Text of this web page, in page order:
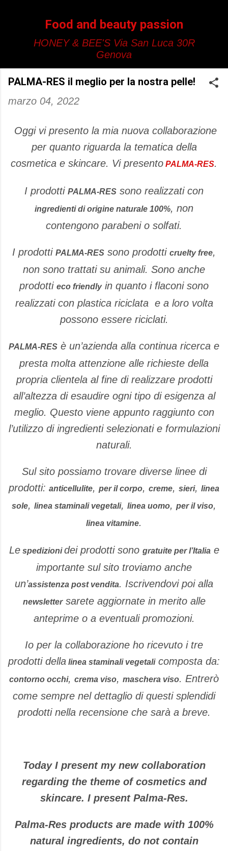
Food and beauty passion
HONEY & BEE'S Via San Luca 30R
Genova
PALMA-RES il meglio per la nostra pelle!
marzo 04, 2022
Oggi vi presento la mia nuova collaborazione
per quanto riguarda la tematica della
cosmetica e skincare. Vi presento PALMA-RES.
I prodotti PALMA-RES sono realizzati con
ingredienti di origine naturale 100%, non
contengono parabeni o solfati.
I prodotti PALMA-RES sono prodotti cruelty free,
non sono trattati su animali. Sono anche
prodotti eco friendlyin quanto i flaconi sono
realizzati con plastica riciclata e a loro volta
possono essere riciclati.
PALMA-RES è un’azienda alla continua ricerca e
presta molta attenzione alle richieste della
propria clientela al fine di realizzare prodotti
all’altezza di esaudire ogni tipo di esigenza al
meglio. Questo viene appunto raggiunto con
l’utilizzo di ingredienti selezionati e formulazioni
naturali.
Sul sito possiamo trovare diverse linee di
prodotti: anticellulite, per il corpo, creme, sieri, linea
sole, linea staminali vegetali, linea uomo, per il viso,
linea vitamine.
Lespedizionidei prodotti sono gratuite per l’Italiae
importante sul sito troviamo anche
un’assistenza post vendita. Iscrivendovi poi alla
newslettersarete aggiornate in merito alle
anteprime o a eventuali promozioni.
Io per la collaborazione ho ricevuto i tre
prodotti della linea staminali vegetalicomposta da:
contorno occhi, crema viso, maschera viso. Entrerò
come sempre nel dettaglio di questi splendidi
prodotti nella recensione che sarà a breve.
Today I present my new collaboration
regarding the theme of cosmetics and
skincare. I present Palma-Res.
Palma-Res products are made with 100%
natural ingredients, do not contain